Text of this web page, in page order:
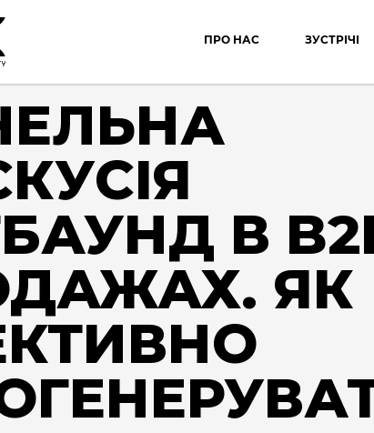
ПРО НАС ЗУСТРІЧІ
В
ЯК